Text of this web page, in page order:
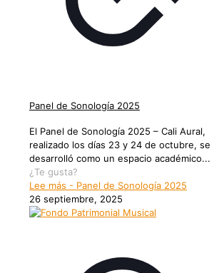
Panel de Sonología 2025
El Panel de Sonología 2025 – Cali Aural,
realizado los días 23 y 24 de octubre, se
desarrolló como un espacio académico...
¿Te gusta?
Lee más - Panel de Sonología 2025
26 septiembre, 2025